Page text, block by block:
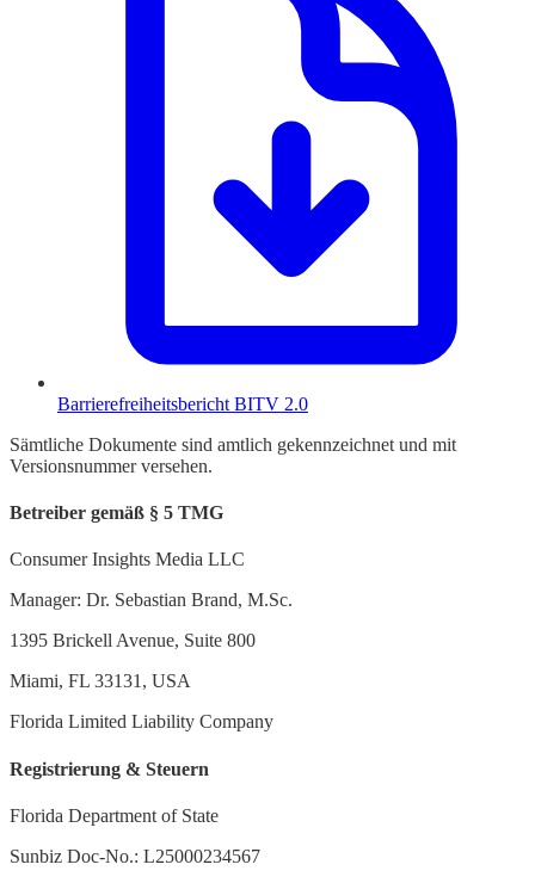
Barrierefreiheitsbericht BITV 2.0
Sämtliche Dokumente sind amtlich gekennzeichnet und mit
Versionsnummer versehen.
Betreiber gemäß § 5 TMG
Consumer Insights Media LLC
Manager: Dr. Sebastian Brand, M.Sc.
1395 Brickell Avenue, Suite 800
Miami, FL 33131, USA
Florida Limited Liability Company
Registrierung & Steuern
Florida Department of State
Sunbiz Doc-No.: L25000234567